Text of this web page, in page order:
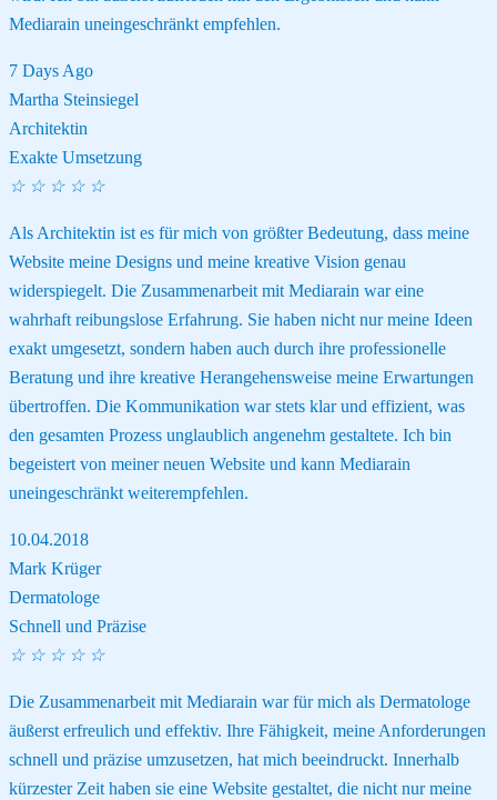
Mediarain uneingeschränkt empfehlen.
7 Days Ago
Martha Steinsiegel
Architektin
Exakte Umsetzung
☆ ☆ ☆ ☆ ☆
Als Architektin ist es für mich von größter Bedeutung, dass meine
Website meine Designs und meine kreative Vision genau
widerspiegelt. Die Zusammenarbeit mit Mediarain war eine
wahrhaft reibungslose Erfahrung. Sie haben nicht nur meine Ideen
exakt umgesetzt, sondern haben auch durch ihre professionelle
Beratung und ihre kreative Herangehensweise meine Erwartungen
übertroffen. Die Kommunikation war stets klar und effizient, was
den gesamten Prozess unglaublich angenehm gestaltete. Ich bin
begeistert von meiner neuen Website und kann Mediarain
uneingeschränkt weiterempfehlen.
10.04.2018
Mark Krüger
Dermatologe
Schnell und Präzise
☆ ☆ ☆ ☆ ☆
Die Zusammenarbeit mit Mediarain war für mich als Dermatologe
äußerst erfreulich und effektiv. Ihre Fähigkeit, meine Anforderungen
schnell und präzise umzusetzen, hat mich beeindruckt. Innerhalb
kürzester Zeit haben sie eine Website gestaltet, die nicht nur meine